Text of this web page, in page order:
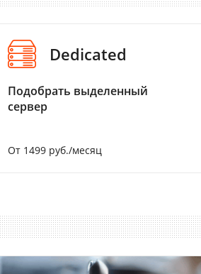
Dedicated
Подобрать выделенный
сервер
От 1499 руб./месяц